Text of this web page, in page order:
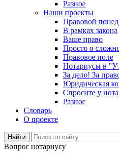
Разное
Наши проекты
Правовой
В рамках закона
Ваше право
Просто о
Правовое поле
Нотариусы в
За дело! За
Юридическая
Спросите у
Разное
Словарь
О проекте
Вопрос нотариусу